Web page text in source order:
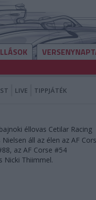
LIVE TIPPJÁTÉK
éllovas Cetilar Racing
áll az élen az AF
az AF Corse #54
Nicki Thiimmel.